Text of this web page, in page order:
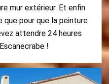
mur extérieur. Et enfin
que pour que la peinture
attendre 24 heures
!